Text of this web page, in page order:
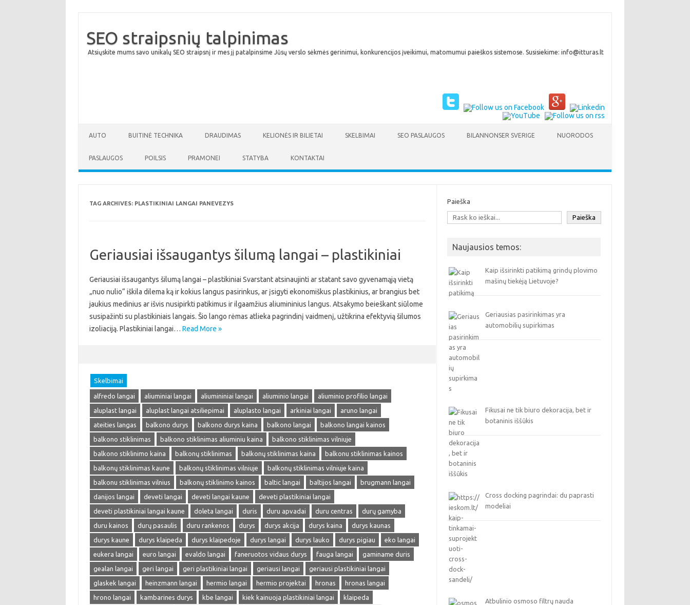
SEO straipsnių talpinimas
Atsiųskite mums savo unikalų SEO straipsnį ir mes jį patalpinsime Jūsų verslo sėkmės gerinimui, konkurencijos įveikimui, matomumui paieškos sistemose. Susisiekime: info@itturas.lt
AUTO BUITINĖ TECHNIKA DRAUDIMAS KELIONĖS IR BILIETAI SKELBIMAI SEO PASLAUGOS BILANNONSER SVERIGE NUORODOS
PASLAUGOS POILSIS PRAMONEI STATYBA KONTAKTAI
TAG ARCHIVES: PLASTIKINIAI LANGAI PANEVEZYS
Geriausiai išsaugantys šilumą langai – plastikiniai
Geriausiai išsaugantys šilumą langai – plastikiniai Svarstant atsinaujinti ar statant savo gyvenamąją vietą
„nuo nulio“ iškila dilema ką ir kokius langus pasirinkus, ar įsigyti ekonomiškus plastikinius, ar brangius bet
jaukius medinius ar išvis nusipirkti patikimus ir ilgaamžius aliumininius langus. Atsakymo beieškant siūlome
susipažinti su plastikiniais langais. Šio lango rėmas atlieka pagrindinį vaidmenį, užtikrina efektyvią šilumos
izoliaciją. Plastikiniai langai… Read More »
Skelbimai
alfredo langai aliuminiai langai aliumininiai langai aliuminio langai
aliuminio profilio langai
aluplast langai
aluplast langai atsiliepimai aluplasto langai arkiniai langai
aruno langai
ateities langas
balkono durys balkono durys kaina balkono langai
balkono langai kainos
balkono stiklinimas
balkono stiklinimas aliuminiu kaina
balkono stiklinimas vilniuje
balkono stiklinimo kaina
balkonų stiklinimas balkonų stiklinimas kaina
balkonu stiklinimas kainos
balkonų stiklinimas kaune
balkonų stiklinimas vilniuje
balkonų stiklinimas vilniuje kaina
balkonu stiklinimas vilnius
balkonų stiklinimo kainos baltic langai baltijos langai
brugmann langai
danijos langai
deveti langai deveti langai kaune
deveti plastikiniai langai
deveti plastikiniai langai kaune
doleta langai duris duru apvadai duru centras
durų gamyba
duru kainos
durų pasaulis duru rankenos durys durys akcija durys kaina
durys kaunas
durys kaune
durys klaipeda durys klaipedoje durys langai durys lauko durys pigiau
eko langai
eukera langai
euro langai evaldo langai faneruotos vidaus durys fauga langai
gaminame duris
gealan langai
geri langai geri plastikiniai langai geriausi langai
geriausi plastikiniai langai
glaskek langai
heinzmann langai hermio langai hermio projektai hronas
hronas langai
hrono langai
kambarines durys kbe langai kiek kainuoja plastikiniai langai
klaipeda
Paieška
Paieška
Naujausios temos:
Kaip išsirinkti patikimą grindų plovimo
mašinų tiekėją Lietuvoje?
Geriausias pasirinkimas yra
automobilių supirkimas
Fikusai ne tik biuro dekoracija, bet ir
botaninis iššūkis
Cross docking pagrindai: du paprasti
modeliai
Atbulinio osmoso filtrų nauda